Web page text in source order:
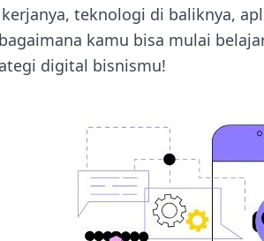
teknologi di baliknya,
kamu bisa mulai
digital bisnismu!